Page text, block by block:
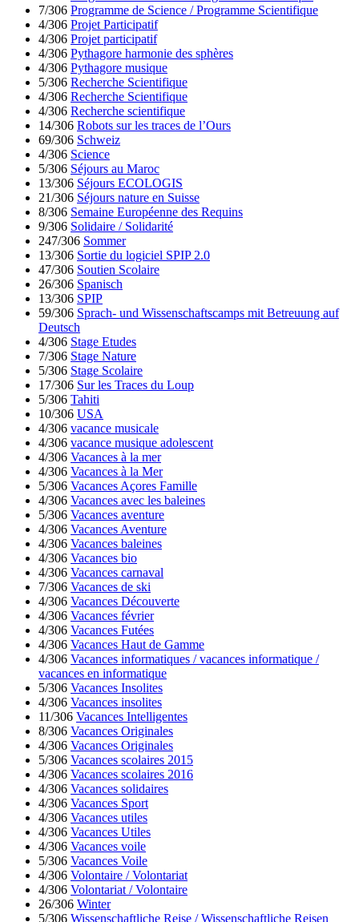
7/306 Programme de Science / Programme Scientifique
4/306 Projet Participatif
4/306 Projet participatif
4/306 Pythagore harmonie des sphères
4/306 Pythagore musique
5/306 Recherche Scientifique
4/306 Recherche Scientifique
4/306 Recherche scientifique
14/306 Robots sur les traces de l’Ours
69/306 Schweiz
4/306 Science
5/306 Séjours au Maroc
13/306 Séjours ECOLOGIS
21/306 Séjours nature en Suisse
8/306 Semaine Européenne des Requins
9/306 Solidaire / Solidarité
247/306 Sommer
13/306 Sortie du logiciel SPIP 2.0
47/306 Soutien Scolaire
26/306 Spanisch
13/306 SPIP
59/306 Sprach- und Wissenschaftscamps mit Betreuung auf
Deutsch
4/306 Stage Etudes
7/306 Stage Nature
5/306 Stage Scolaire
17/306 Sur les Traces du Loup
5/306 Tahiti
10/306 USA
4/306 vacance musicale
4/306 vacance musique adolescent
4/306 Vacances à la mer
4/306 Vacances à la Mer
5/306 Vacances Açores Famille
4/306 Vacances avec les baleines
5/306 Vacances aventure
4/306 Vacances Aventure
4/306 Vacances baleines
4/306 Vacances bio
4/306 Vacances carnaval
7/306 Vacances de ski
4/306 Vacances Découverte
4/306 Vacances février
4/306 Vacances Futées
4/306 Vacances Haut de Gamme
4/306 Vacances informatiques / vacances informatique /
vacances en informatique
5/306 Vacances Insolites
4/306 Vacances insolites
11/306 Vacances Intelligentes
8/306 Vacances Originales
4/306 Vacances Originales
5/306 Vacances scolaires 2015
4/306 Vacances scolaires 2016
4/306 Vacances solidaires
4/306 Vacances Sport
4/306 Vacances utiles
4/306 Vacances Utiles
4/306 Vacances voile
5/306 Vacances Voile
4/306 Volontaire / Volontariat
4/306 Volontariat / Volontaire
26/306 Winter
5/306 Wissenschaftliche Reise / Wissenschaftliche Reisen